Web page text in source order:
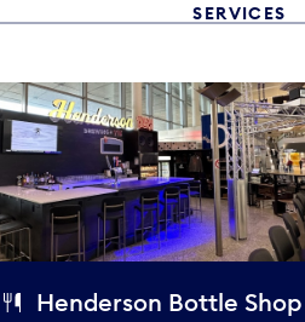
SERVICES
Henderson Bottle Shop